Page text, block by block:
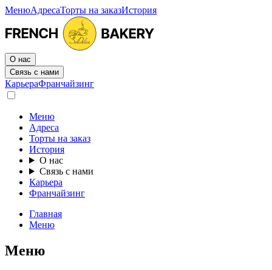
МенюАдресаТорты на заказИстория
О нас
Связь с нами
КарьераФранчайзинг
Меню
Адреса
Торты на заказ
История
О нас
Связь с нами
Карьера
Франчайзинг
Главная
Меню
Меню